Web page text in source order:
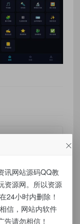
讯网站源码QQ教
资源网。所以资源
24小时内删除！
信，网站内软件
请勿相信！